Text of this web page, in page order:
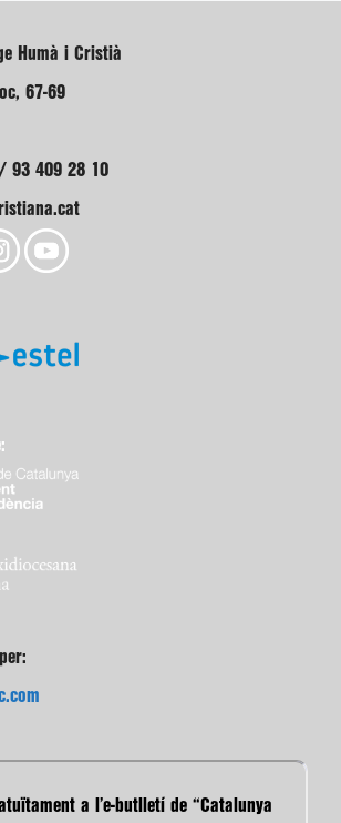
Humà i Cristià
67-69
93 409 28 10
a l’e-butlletí de “Catalunya